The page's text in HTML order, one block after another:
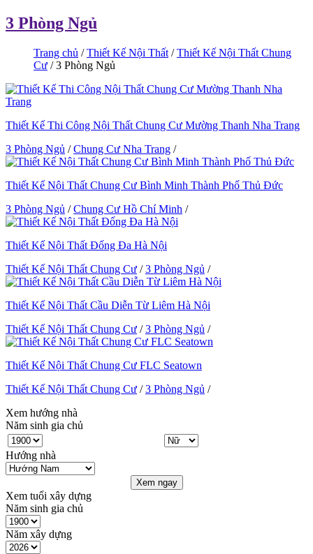
3 Phòng Ngủ
Trang chủ /Thiết Kế Nội Thất /Thiết Kế Nội Thất Chung
Cư / 3 Phòng Ngủ
Thiết Kế Thi Công Nội Thất Chung Cư Mường Thanh Nha Trang
3 Phòng Ngủ /Chung Cư Nha Trang /
Thiết Kế Nội Thất Chung Cư Bình Minh Thành Phố Thủ Đức
3 Phòng Ngủ /Chung Cư Hồ Chí Minh /
Thiết Kế Nội Thất Đống Đa Hà Nội
Thiết Kế Nội Thất Chung Cư /3 Phòng Ngủ /
Thiết Kế Nội Thất Cầu Diễn Từ Liêm Hà Nội
Thiết Kế Nội Thất Chung Cư /3 Phòng Ngủ /
Thiết Kế Nội Thất Chung Cư FLC Seatown
Thiết Kế Nội Thất Chung Cư /3 Phòng Ngủ /
Xem hướng nhà
Năm sinh gia chủ
Hướng nhà
Xem ngay
Xem tuổi xây dựng
Năm sinh gia chủ
Năm xây dựng